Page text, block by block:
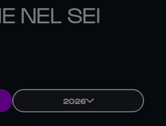
NEL SEI
2026